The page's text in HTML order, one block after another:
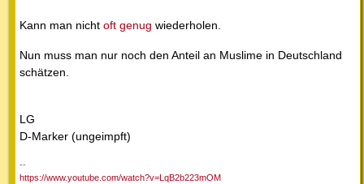
Kann man nicht oft genug wiederholen.
Nun muss man nur noch den Anteil an Muslime in Deutschland
schätzen.
LG
D-Marker (ungeimpft)
--
https://www.youtube.com/watch?v=LqB2b223mOM